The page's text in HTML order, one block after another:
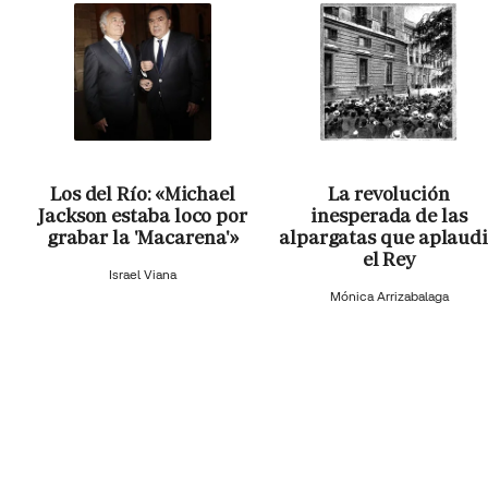
Los del Río: «Michael
Jackson estaba loco por
grabar la 'Macarena'»
Israel Viana
La revolución
inesperada de las
alpargatas que
el Rey
Mónica Arrizabalaga